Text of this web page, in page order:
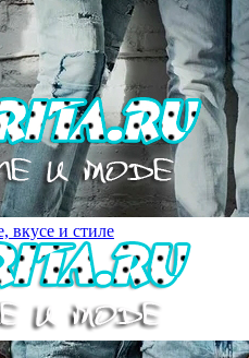
вкусе и стиле